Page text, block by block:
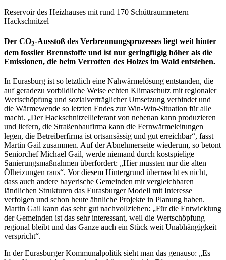
Reservoir des Heizhauses mit rund 170 Schüttraummetern
Hackschnitzel
Der CO2-Ausstoß des Verbrennungsprozesses liegt weit hinter
dem fossiler Brennstoffe und ist nur geringfügig höher als die
Emissionen, die beim Verrotten des Holzes im Wald entstehen.
In Eurasburg ist so letztlich eine Nahwärmelösung entstanden, die
auf geradezu vorbildliche Weise echten Klimaschutz mit regionaler
Wertschöpfung und sozialverträglicher Umsetzung verbindet und
die Wärmewende so letzten Endes zur Win-Win-Situation für alle
macht. „Der Hackschnitzellieferant von nebenan kann produzieren
und liefern, die Straßenbaufirma kann die Fernwärmeleitungen
legen, die Betreiberfirma ist ortsansässig und gut erreichbar“, fasst
Martin Gail zusammen. Auf der Abnehmerseite wiederum, so betont
Seniorchef Michael Gail, werde niemand durch kostspielige
Sanierungsmaßnahmen überfordert: „Hier mussten nur die alten
Ölheizungen raus“. Vor diesem Hintergrund überrascht es nicht,
dass auch andere bayerische Gemeinden mit vergleichbaren
ländlichen Strukturen das Eurasburger Modell mit Interesse
verfolgen und schon heute ähnliche Projekte in Planung haben.
Martin Gail kann das sehr gut nachvollziehen: „Für die Entwicklung
der Gemeinden ist das sehr interessant, weil die Wertschöpfung
regional bleibt und das Ganze auch ein Stück weit Unabhängigkeit
verspricht“.
In der Eurasburger Kommunalpolitik sieht man das genauso: „Es